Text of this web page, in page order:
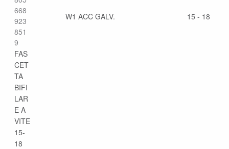
668
923
851
9
FAS
CET
TA
BIFI
LAR
E A
VITE
15-
18
W1 ACC GALV. 15 - 18